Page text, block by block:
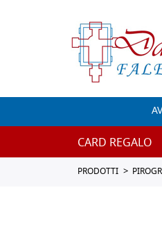
CARD REGALO
PRODOTTI